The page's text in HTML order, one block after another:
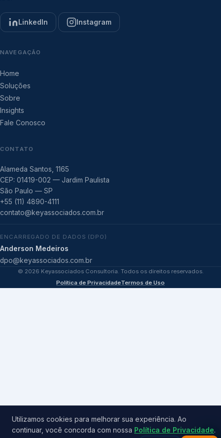
LinkedIn Instagram
NAVEGAÇÃO
Home
Soluções
Sobre
Insights
Fale Conosco
CONTATO
Alameda Santos, 1165
CEP: 01419-002 — Jardim Paulista
São Paulo — SP
+55 (11) 4890-4111
contato@keyassociados.com.br
ENCARREGADO DE DADOS (DPO)
Anderson Medeiros
dpo@keyassociados.com.br
© 2026 Keyassociados Consultoria. Todos os direitos reservados.
Política de PrivacidadeTermos de Uso
Utilizamos cookies para melhorar sua experiência. Ao
continuar, você concorda com nossa Política de Privacidade.